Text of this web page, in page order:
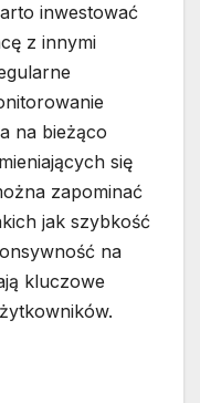
inwestować
z innymi
na bieżąco
się
zapominać
jak szybkość
na
kluczowe